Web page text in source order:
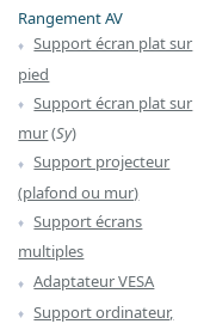
Rangement AV
Support écran plat sur
pied
Support écran plat sur
mur(Sy)
Support projecteur
(plafond ou mur)
Support écrans
multiples
Adaptateur VESA
Support ordinateur,